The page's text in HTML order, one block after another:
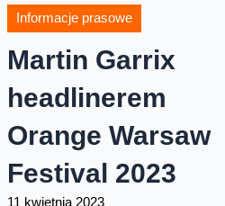
Informacje prasowe
Martin Garrix
headlinerem
Orange Warsaw
Festival 2023
11 kwietnia 2023